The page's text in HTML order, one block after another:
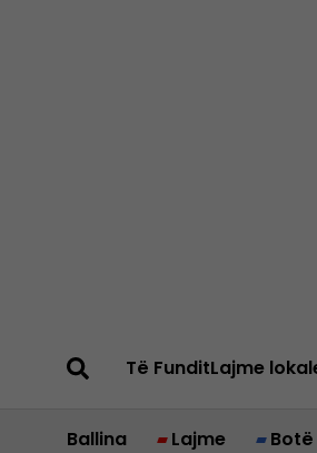
Të FunditLajme
Ballina Lajme Botë